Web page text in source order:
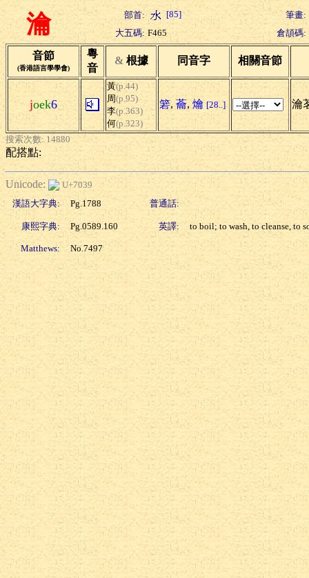
瀹 部首: [85]
筆畫:
大五碼: F465 倉頡碼:
音節
(香港語言學學會)
粵
音
& 根據 同音字 相關音節
joek6
黃(p.44)
周(p.95)
李(p.363)
何(p.323)
箬, 蘥, 爚 [28..] 瀹
搜索次數: 14880
配搭點:
Unicode:
U+7039
漢語大字典:
Pg.1788 普通話:
康熙字典: Pg.0589.160 英譯: to boil; to wash, to cleanse, to
Matthews: No.7497